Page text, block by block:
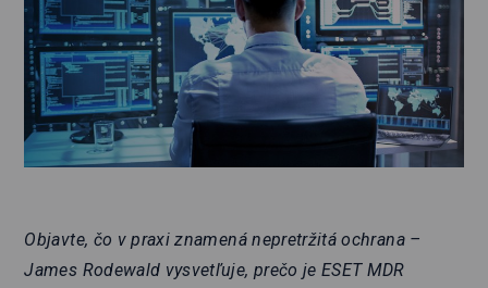
Objavte, čo v praxi znamená nepretržitá ochrana –
James Rodewald vysvetľuje, prečo je ESET MDR